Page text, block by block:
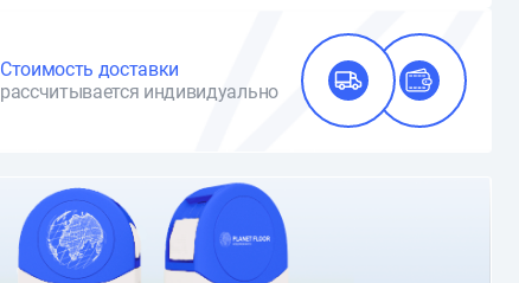
Стоимость доставки
рассчитывается индивидуально
О доставке и оплате